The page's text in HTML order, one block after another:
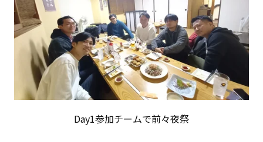
Day1参加チームで前々夜祭